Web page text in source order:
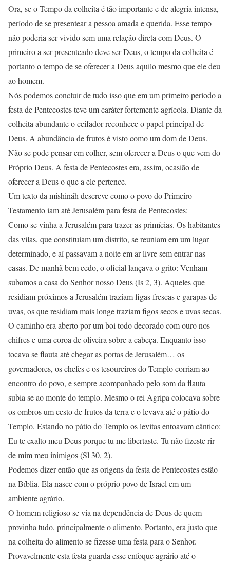
Ora, se o Tempo da colheita é tão importante e de alegria intensa,
período de se presentear a pessoa amada e querida. Esse tempo
não poderia ser vivido sem uma relação direta com Deus. O
primeiro a ser presenteado deve ser Deus, o tempo da colheita é
portanto o tempo de se oferecer a Deus aquilo mesmo que ele deu
ao homem.
Nós podemos concluir de tudo isso que em um primeiro período a
festa de Pentecostes teve um caráter fortemente agrícola. Diante da
colheita abundante o ceifador reconhece o papel principal de
Deus. A abundância de frutos é visto como um dom de Deus.
Não se pode pensar em colher, sem oferecer a Deus o que vem do
Próprio Deus. A festa de Pentecostes era, assim, ocasião de
oferecer a Deus o que a ele pertence.
Um texto da mishináh descreve como o povo do Primeiro
Testamento iam até Jerusalém para festa de Pentecostes:
Como se vinha a Jerusalém para trazer as primícias. Os habitantes
das vilas, que constituíam um distrito, se reuniam em um lugar
determinado, e aí passavam a noite em ar livre sem entrar nas
casas. De manhã bem cedo, o oficial lançava o grito: Venham
subamos a casa do Senhor nosso Deus (Is 2, 3). Aqueles que
residiam próximos a Jerusalém traziam figas frescas e garapas de
uvas, os que residiam mais longe traziam figos secos e uvas secas.
O caminho era aberto por um boi todo decorado com ouro nos
chifres e uma coroa de oliveira sobre a cabeça. Enquanto isso
tocava se flauta até chegar as portas de Jerusalém… os
governadores, os chefes e os tesoureiros do Templo corriam ao
encontro do povo, e sempre acompanhado pelo som da flauta
subia se ao monte do templo. Mesmo o rei Agripa colocava sobre
os ombros um cesto de frutos da terra e o levava até o pátio do
Templo. Estando no pátio do Templo os levitas entoavam cântico:
Eu te exalto meu Deus porque tu me libertaste. Tu não fizeste rir
de mim meu inimigos (Sl 30, 2).
Podemos dizer então que as origens da festa de Pentecostes estão
na Bíblia. Ela nasce com o próprio povo de Israel em um
ambiente agrário.
O homem religioso se via na dependência de Deus de quem
provinha tudo, principalmente o alimento. Portanto, era justo que
na colheita do alimento se fizesse uma festa para o Senhor.
Provavelmente esta festa guarda esse enfoque agrário até o